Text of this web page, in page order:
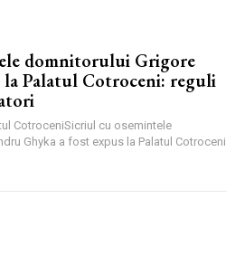
domnitorului Grigore
Palatul Cotroceni: reguli
CotroceniSicriul cu osemintele
Ghyka a fost expus la Palatul Cotroceni